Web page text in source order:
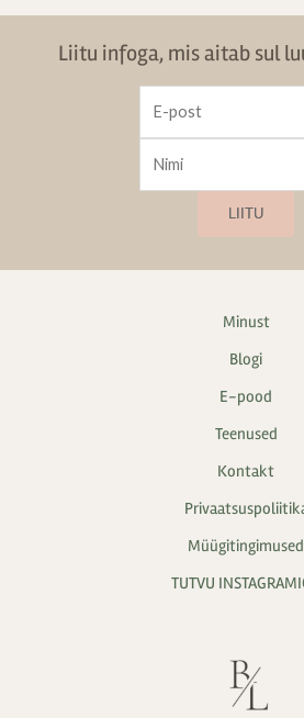
Liitu infoga, mis aitab sul
LIITU
Minust
Blogi
E-pood
Teenused
Kontakt
Müügitingimused
TUTVU